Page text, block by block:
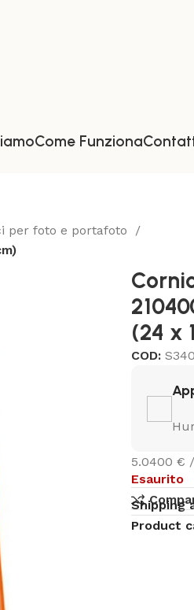
Come Funziona
per foto e portafoto
(24 x
COD:
5.0400 €
Esaurito
Shipping
Product